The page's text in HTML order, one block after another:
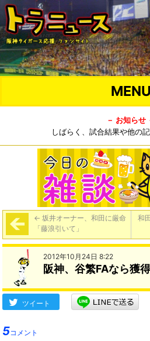
MENU
－ お知らせ
しばらく、試合結果や他の
← 坂井オーナー、和田に厳命
「藤浪引いて」
和
2012年10月24日 8:22
阪神、谷繁FAなら獲
ツイート
5コメント